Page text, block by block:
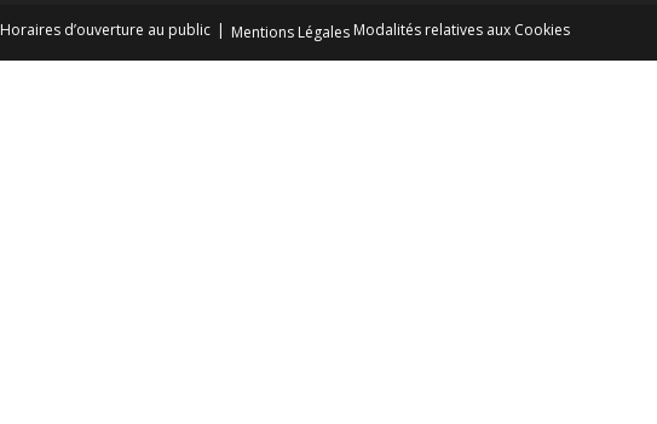
Horaires d’ouverture au public Mentions Légales Modalités relatives aux Cookies